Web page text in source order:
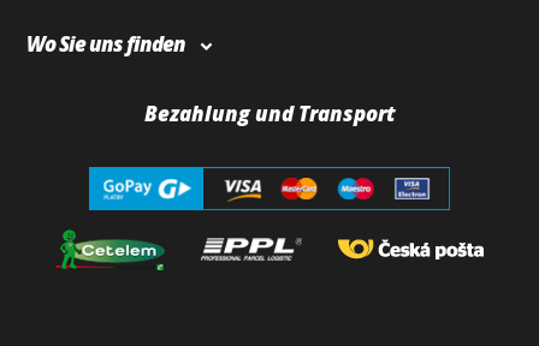
Wo Sie uns finden
Bezahlung und Transport